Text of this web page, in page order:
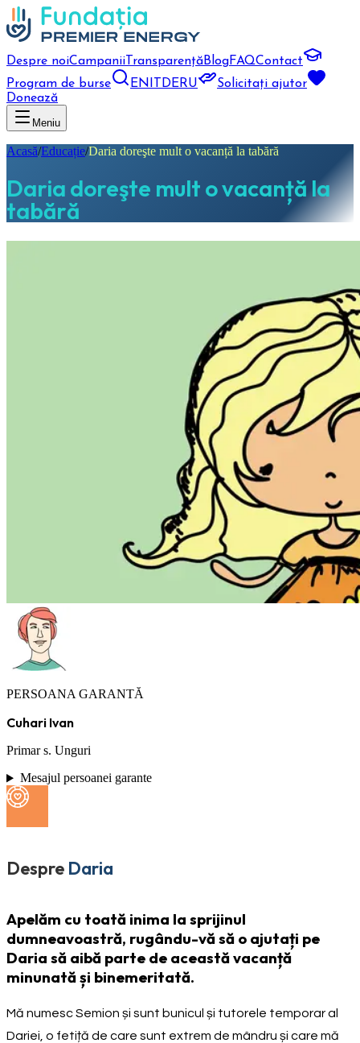
Despre noiCampanii TransparențăBlogFAQContact
Program de burse
EN DERU
Solicitați ajutor
Donează
Meniu
Acasă/Educație/Daria doreşte mult o vacanță la tabără
Daria doreşte mult o vacanță la
tabără
PERSOANA GARANTĂ
Cuhari Ivan
Primar s. Unguri
Mesajul persoanei garante
Despre Daria
Apelăm cu toată inima la sprijinul
dumneavoastră, rugându-vă să o ajutați pe
Daria să aibă parte de această vacanță
minunată și binemeritată.
Mă numesc Semion și sunt bunicul și tutorele temporar al
Dariei, o fetiță de care sunt extrem de mândru și care mă